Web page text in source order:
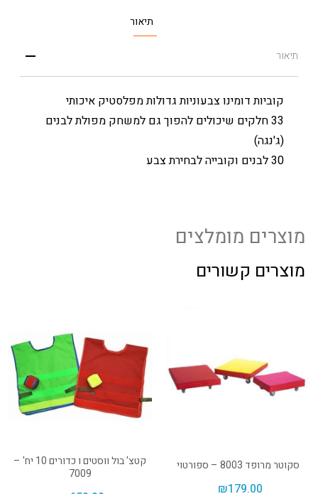
תיאור
תיאור
קוביות דומינו צבעוניות גדולות מפלסטיק איכותי
33 חלקים שיכולים להפוך גם למשחק מפולת לבנים
(ג'נגה)
30 לבנים וקובייה לבחירת צבע
מוצרים מומלצים
מוצרים קשורים
סקוטר מרופד 8003 – ספורטוי
₪179.00
קטצ' בול ווסטים ו כדורים 10 יח' –
7009